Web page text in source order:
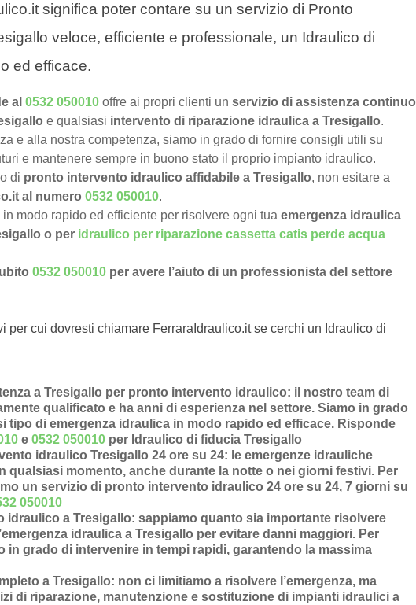
significa poter contare su un servizio di Pronto
veloce, efficiente e professionale, un Idraulico di
ed efficace.
al 0532 050010 offre ai propri clienti un servizio di assistenza continuo
e qualsiasi intervento di riparazione idraulica a Tresigallo.
e alla nostra competenza, siamo in grado di fornire consigli utili su
e mantenere sempre in buono stato il proprio impianto idraulico.
di pronto intervento idraulico affidabile a Tresigallo, non esitare a
al numero 0532 050010.
modo rapido ed efficiente per risolvere ogni tua emergenza idraulica
o per idraulico per riparazione cassetta catis perde acqua
0532 050010 per avere l’aiuto di un professionista del settore
per cui dovresti chiamare FerraraIdraulico.it se cerchi un Idraulico di
a Tresigallo per pronto intervento idraulico: il nostro team di
qualificato e ha anni di esperienza nel settore. Siamo in grado
tipo di emergenza idraulica in modo rapido ed efficace. Risponde
e 0532 050010 per Idraulico di fiducia Tresigallo
idraulico Tresigallo 24 ore su 24: le emergenze idrauliche
qualsiasi momento, anche durante la notte o nei giorni festivi. Per
un servizio di pronto intervento idraulico 24 ore su 24, 7 giorni su
050010
idraulico a Tresigallo: sappiamo quanto sia importante risolvere
emergenza idraulica a Tresigallo per evitare danni maggiori. Per
in grado di intervenire in tempi rapidi, garantendo la massima
a Tresigallo: non ci limitiamo a risolvere l’emergenza, ma
di riparazione, manutenzione e sostituzione di impianti idraulici a